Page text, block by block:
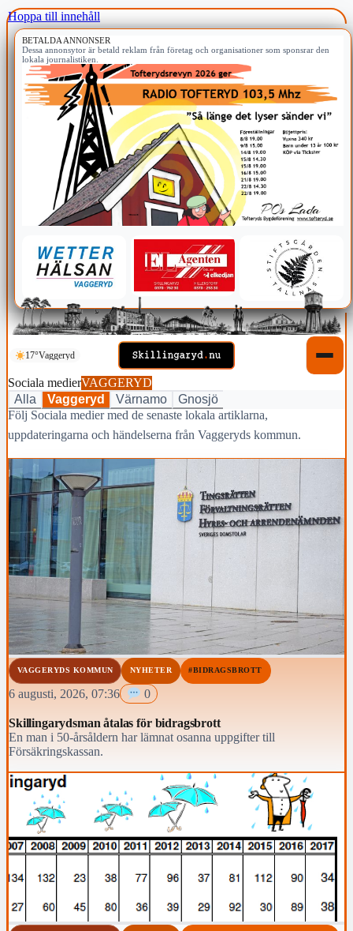
Hoppa till innehåll
BETALDA ANNONSER
Dessa annonsytor är betald reklam från företag och organisationer som sponsrar den
lokala journalistiken.
17°Vaggeryd
Sociala medierVAGGERYD
Alla
Vaggeryd Värnamo
Gnosjö
Följ Sociala medier med de senaste lokala artiklarna,
uppdateringarna och händelserna från Vaggeryds kommun.
VAGGERYDS KOMMUN NYHETER #BIDRAGSBROTT
6 augusti, 2026, 07:36 0
Skillingarydsman åtalas för bidragsbrott
En man i 50-årsåldern har lämnat osanna uppgifter till
Försäkringskassan.